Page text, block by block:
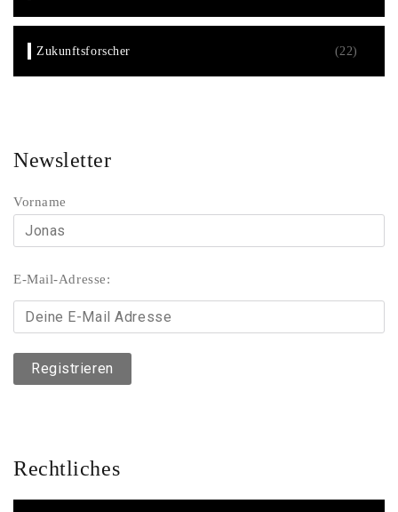
Zukunftsforscher (22)
Newsletter
Vorname
E-Mail-Adresse:
Rechtliches